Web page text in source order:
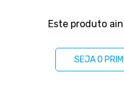
Este produto
SEJA O